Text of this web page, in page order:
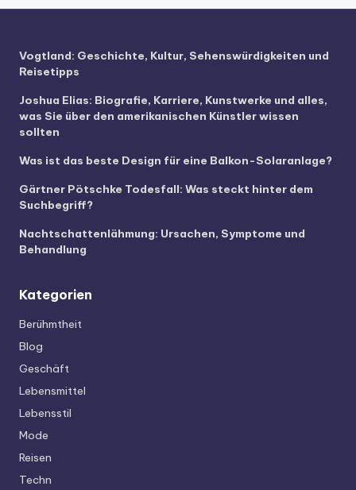
Vogtland: Geschichte, Kultur, Sehenswürdigkeiten und
Reisetipps
Joshua Elias: Biografie, Karriere, Kunstwerke und alles,
was Sie über den amerikanischen Künstler wissen
sollten
Was ist das beste Design für eine Balkon-Solaranlage?
Gärtner Pötschke Todesfall: Was steckt hinter dem
Suchbegriff?
Nachtschattenlähmung: Ursachen, Symptome und
Behandlung
Kategorien
Berühmtheit
Blog
Geschäft
Lebensmittel
Lebensstil
Mode
Reisen
Techn